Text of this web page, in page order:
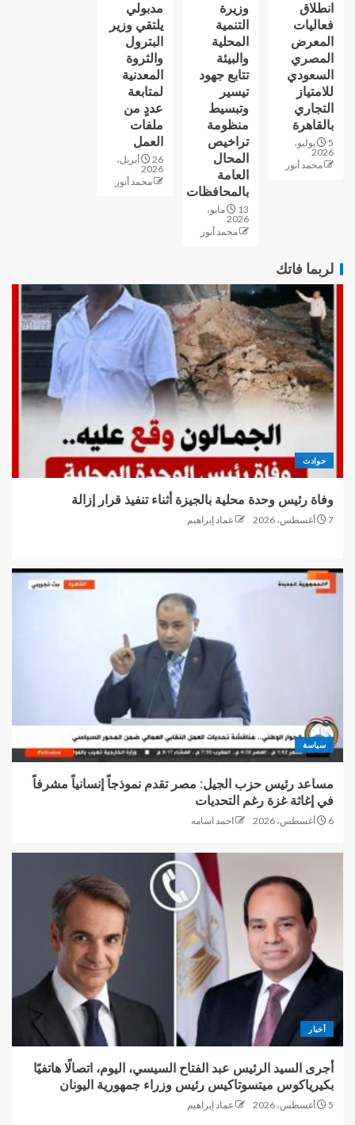
انطلاق
فعاليات
المعرض
المصري
السعودي
للامتياز
التجاري
بالقاهرة
5 يوليو،
2026
محمد أنور
وزيرة
التنمية
المحلية
والبيئة
تتابع جهود
تيسير
وتبسيط
منظومة
تراخيص
المحال
العامة
بالمحافظات
13 مايو،
2026
محمد أنور
مدبولي
يلتقي وزير
البترول
والثروة
المعدنية
لمتابعة
عددٍ من
ملفات
العمل
26 أبريل،
2026
محمد أنور
لربما فاتك
حوادث
وفاة رئيس وحدة محلية بالجيزة أثناء تنفيذ قرار إزالة
7 أغسطس، 2026 عماد إبراهيم
سياسة
مساعد رئيس حزب الجيل: مصر تقدم نموذجاً إنسانياً مشرفاً
في إغاثة غزة رغم التحديات
6 أغسطس، 2026 احمد اسامه
أخبار
أجرى السيد الرئيس عبد الفتاح السيسي، اليوم، اتصالًا هاتفيًا
بكيرياكوس ميتسوتاكيس رئيس وزراء جمهورية اليونان
5 أغسطس، 2026 عماد إبراهيم